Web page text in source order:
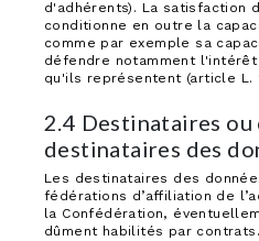
d'adhérents). La satisfaction
conditionne en outre la
comme par exemple sa
défendre notamment
qu'ils représentent (article L.
2.4 Destinataires
destinataires des
Les destinataires des
fédérations d’affiliation de
la Confédération,
dûment habilités par contrats.